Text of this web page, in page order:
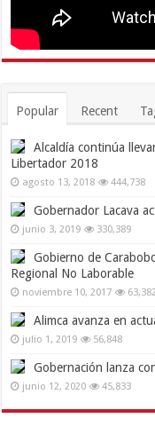
Popular Recent
Alcaldía continúa
Libertador 2018
agosto 13, 2018 444,738
Gobernador Lacava
junio 3, 2019 330,389
Gobierno de
Regional No Laborable
noviembre 10, 2017 63,382
Alimca avanza en
julio 1, 2019 56,848
Gobernación lanza
junio 12, 2020 45,833